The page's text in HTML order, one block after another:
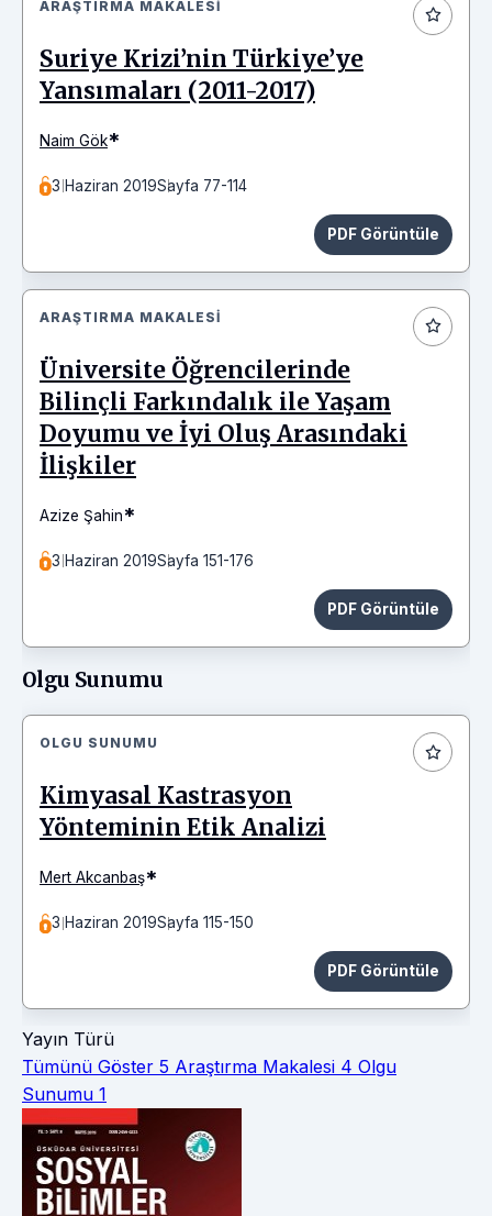
ARAŞTIRMA MAKALESI
Suriye Krizi’nin Türkiye’ye
Yansımaları (2011-2017)
Naim Gök*
3 Haziran 2019Sayfa 77-114
PDF Görüntüle
ARAŞTIRMA MAKALESI
Üniversite Öğrencilerinde
Bilinçli Farkındalık ile Yaşam
Doyumu ve İyi Oluş Arasındaki
İlişkiler
Azize Şahin*
3 Haziran 2019Sayfa 151-176
PDF Görüntüle
Olgu Sunumu
OLGU SUNUMU
Kimyasal Kastrasyon
Yönteminin Etik Analizi
Mert Akcanbaş*
3 Haziran 2019Sayfa 115-150
PDF Görüntüle
Yayın Türü
Tümünü Göster 5 Araştırma Makalesi 4 Olgu
Sunumu 1